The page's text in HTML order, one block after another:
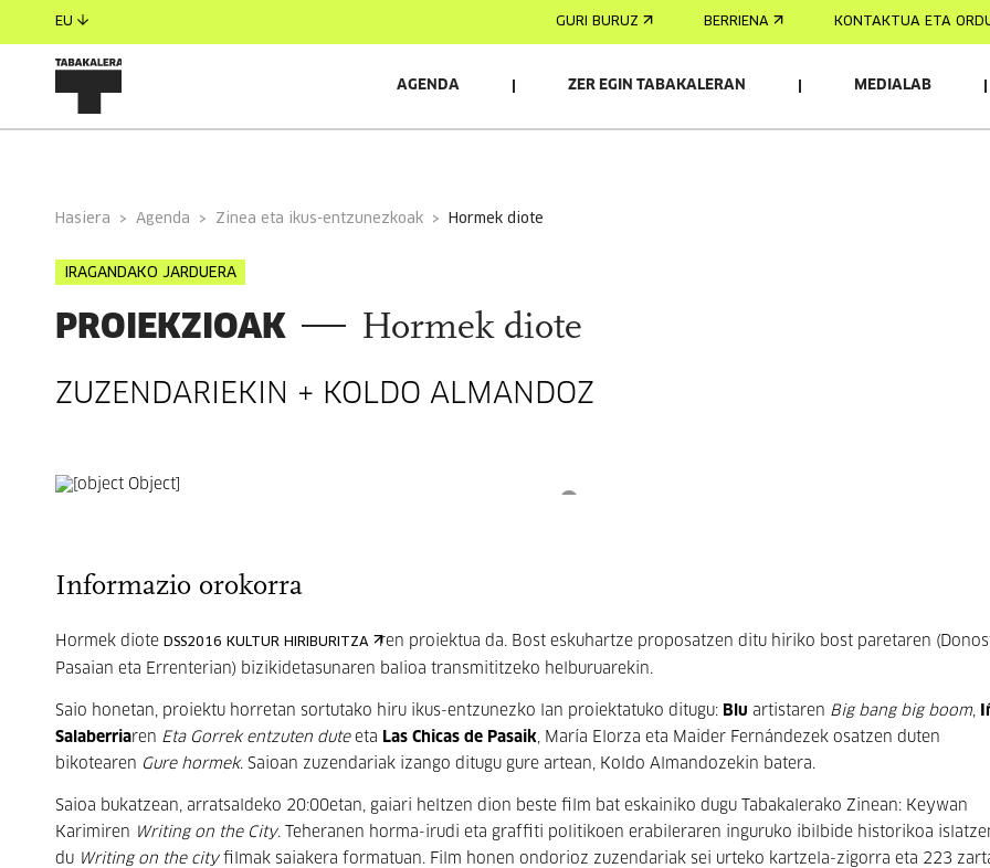
EU GURI BURUZ BERRIENA KONTAKTUA ETA
AGENDA ZER EGIN TABAKALERAN MEDIALAB
Hasiera Agenda Zinea eta ikus-entzunezkoak hormek diote
IRAGANDAKO JARDUERA
PROIEKZIOAK Hormek diote
ZUZENDARIEKIN + KOLDO ALMANDOZ
Informazio orokorra
Hormek diote DSS2016 KULTUR HIRIBURITZA
ren proiektua da. Bost eskuhartze proposatzen ditu hiriko bost paretaren
Pasaian eta Errenterian) bizikidetasunaren balioa transmititzeko helburuarekin.
Saio honetan, proiektu horretan sortutako hiru ikus-entzunezko lan proiektatuko ditugu: Blu artistaren Big bang big boom,
Salaberriaren Eta Gorrek entzuten duteeta Las Chicas de Pasaik, María Elorza eta Maider Fernándezek osatzen duten
bikotearen Gure hormek. Saioan zuzendariak izango ditugu gure artean, Koldo Almandozekin batera.
Saioa bukatzean, arratsaldeko 20:00etan, gaiari heltzen dion beste film bat eskainiko dugu Tabakalerako Zinean: Keywan
Karimiren
Writing on the City. Teheranen horma-irudi eta graffiti politikoen erabileraren inguruko ibilbide historikoa
du Writing on the cityfilmak saiakera formatuan. Film honen ondorioz zuzendariak sei urteko kartzela-zigorra eta 223